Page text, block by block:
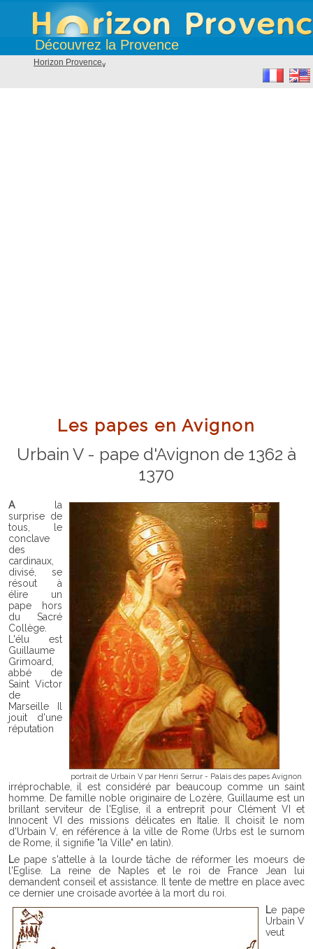
Découvrez la Provence
Horizon Provence
Les papes en Avignon
Urbain V - pape d'Avignon de 1362 à
1370
portrait de Urbain V par Henri Serrur - Palais des papes Avignon
A la
surprise de
tous, le
conclave
des
cardinaux,
divisé, se
résout à
élire un
pape hors
du Sacré
Collège.
L'élu est
Guillaume
Grimoard,
abbé de
Saint Victor
de
Marseille Il
jouit d'une
réputation
irréprochable, il est considéré par beaucoup comme un saint
homme. De famille noble originaire de Lozère, Guillaume est un
brillant serviteur de l'Eglise, il a entreprit pour Clément VI et
Innocent VI des missions délicates en Italie. Il choisit le nom
d'Urbain V, en référence à la ville de Rome (Urbs est le surnom
de Rome, il signifie "la Ville" en latin).
Le pape s'attelle à la lourde tâche de réformer les moeurs de
l'Eglise. La reine de Naples et le roi de France Jean lui
demandent conseil et assistance. Il tente de mettre en place avec
ce dernier une croisade avortée à la mort du roi.
Le pape
Urbain V
veut